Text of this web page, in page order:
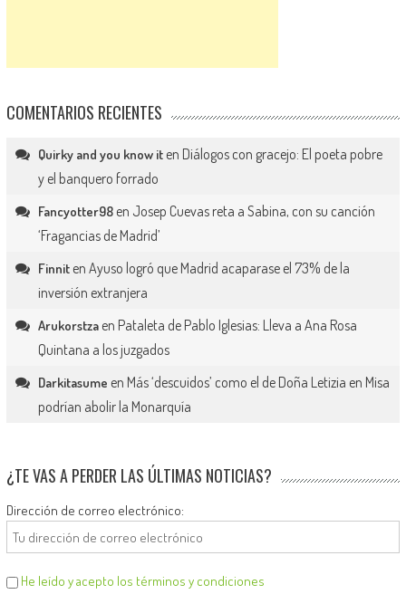
COMENTARIOS RECIENTES
Quirky and you know iten Diálogos con gracejo: El poeta pobre
y el banquero forrado
Fancyotter98en Josep Cuevas reta a Sabina, con su canción
‘Fragancias de Madrid’
Finniten Ayuso logró que Madrid acaparase el 73% de la
inversión extranjera
Arukorstzaen Pataleta de Pablo Iglesias: Lleva a Ana Rosa
Quintana a los juzgados
Darkitasume en Más ‘descuidos’ como el de Doña Letizia en Misa
podrían abolir la Monarquía
¿TE VAS A PERDER LAS ÚLTIMAS NOTICIAS?
Dirección de correo electrónico:
He leído y acepto los términos y condiciones